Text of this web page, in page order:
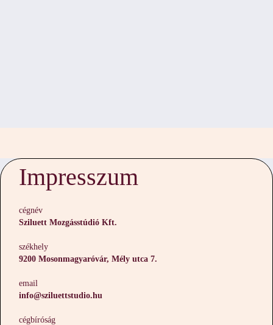
Impresszum
cégnév
Sziluett Mozgásstúdió Kft.
székhely
9200 Mosonmagyaróvár, Mély utca 7.
email
info@sziluettstudio.hu
cégbíróság